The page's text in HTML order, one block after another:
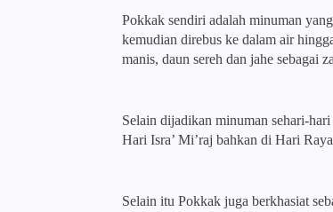
Pokkak sendiri adalah minuman
kemudian direbus ke dalam air
manis, daun sereh dan jahe sebagai
Selain dijadikan minuman sehari-
Hari Isra’ Mi’raj bahkan di Hari
Selain itu Pokkak juga berkhasiat